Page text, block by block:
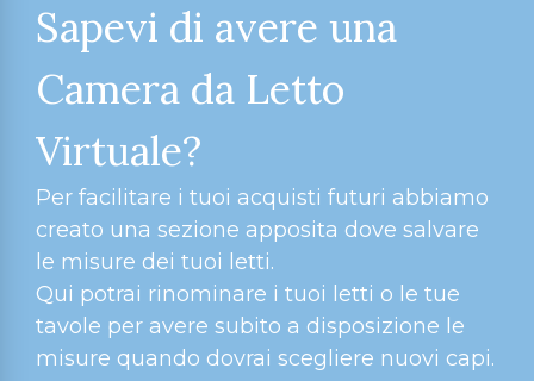
Sapevi di avere una
Camera da Letto
Virtuale?
Per facilitare i tuoi acquisti futuri abbiamo
creato una sezione apposita dove salvare
le misure dei tuoi letti.
Qui potrai rinominare i tuoi letti o le tue
tavole per avere subito a disposizione le
misure quando dovrai scegliere nuovi capi.